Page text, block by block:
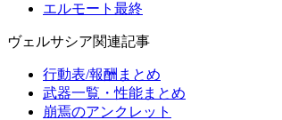
エルモート最終
ヴェルサシア関連記事
行動表/報酬まとめ
武器一覧・性能まとめ
崩焉のアンクレット